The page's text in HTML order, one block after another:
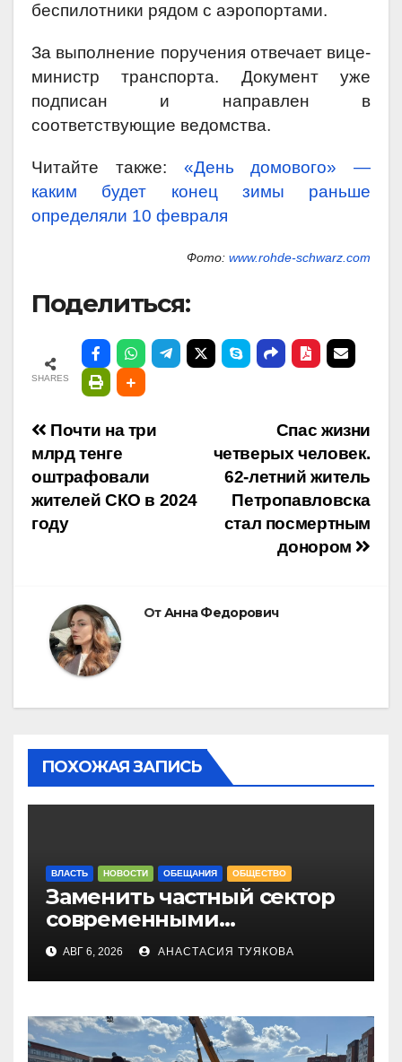
беспилотники рядом с аэропортами.
За выполнение поручения отвечает вице-
министр транспорта. Документ уже
подписан и направлен в
соответствующие ведомства.
Читайте также: «День домового» —
каким будет конец зимы раньше
определяли 10 февраля
Фото: www.rohde-schwarz.com
Поделиться:
SHARES
Навигация
по
записям
Спас жизни
четверых человек.
62-летний житель
Петропавловска
стал посмертным
донором
Почти на три
млрд тенге
оштрафовали
жителей СКО в 2024
году
ОтАнна Федорович
ПОХОЖАЯ ЗАПИСЬ
ВЛАСТЬ НОВОСТИ ОБЕЩАНИЯ ОБЩЕСТВО
Заменить частный сектор
современными
многоэтажками хотят в
Петропавловске
АВГ 6, 2026 АНАСТАСИЯ ТУЯКОВА